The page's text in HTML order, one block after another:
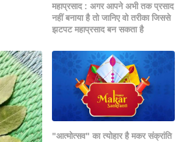
महाप्रसाद : अगर आपने अभी तक प्रसाद
नहीं बनाया है तो जानिए वो तरीका जिससे
झटपट महाप्रसाद बन सकता है
"आत्मोत्सव" का त्योहार है मकर संक्रांति